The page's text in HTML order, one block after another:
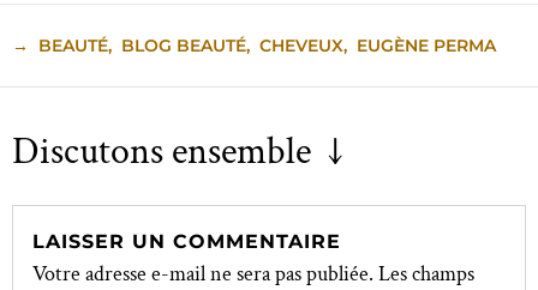
→ BEAUTÉ, BLOG BEAUTÉ, CHEVEUX, EUGÈNE PERMA
Discutons ensemble ↓
LAISSER UN COMMENTAIRE
Votre adresse e-mail ne sera pas publiée. Les champs